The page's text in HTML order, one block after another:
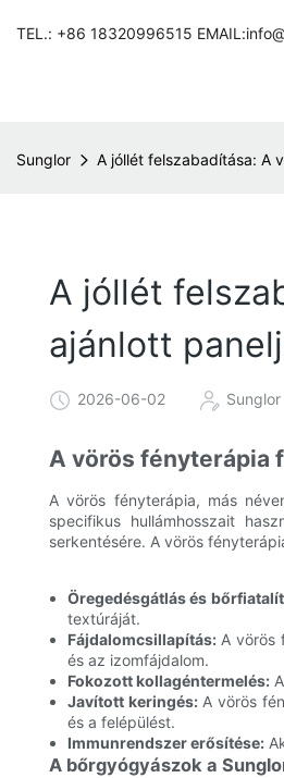
TEL.: +86 18320996515
Sunglor A jóllét felszabadítása: A
A jóllét
ajánlott
2026-06-02 Sunglor
A vörös fényterápia
A vörös fényterápia, más
specifikus hullámhosszait
serkentésére. A vörös
Öregedésgátlás és
textúráját.
Fájdalomcsillapítás:A vörös
és az izomfájdalom.
Fokozott kollagéntermelés:A
Javított keringés:A vörös
és a felépülést.
Immunrendszer erősítése:
A bőrgyógyászok a